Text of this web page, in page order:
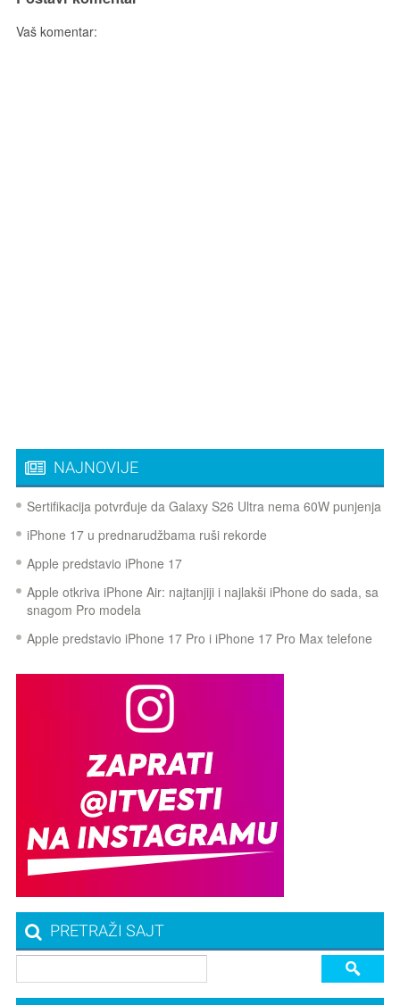
Vaš komentar:
NAJNOVIJE
Sertifikacija potvrđuje da Galaxy S26 Ultra nema 60W punjenja
iPhone 17 u prednarudžbama ruši rekorde
Apple predstavio iPhone 17
Apple otkriva iPhone Air: najtanjiji i najlakši iPhone do sada, sa
snagom Pro modela
Apple predstavio iPhone 17 Pro i iPhone 17 Pro Max telefone
PRETRAŽI SAJT